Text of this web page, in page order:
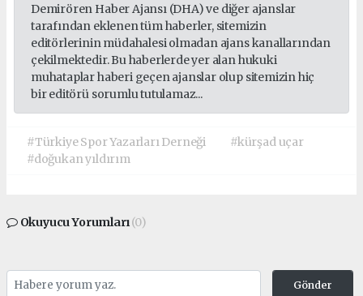
Demirören Haber Ajansı (DHA) ve diğer ajanslar
tarafından eklenen tüm haberler, sitemizin
editörlerinin müdahalesi olmadan ajans kanallarından
çekilmektedir. Bu haberlerde yer alan hukuki
muhataplar haberi geçen ajanslar olup sitemizin hiç
bir editörü sorumlu tutulamaz...
#Türkiye Spor Yazarları Derneği
#kürşad uçar
#doğukan yıldırım
Okuyucu Yorumları(0)
Gönder